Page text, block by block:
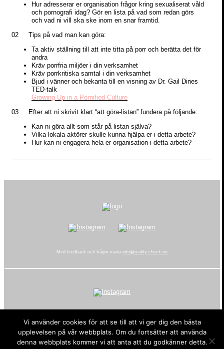
Hur adresserar er organisation frågor kring sexualiserat våld
och pornografi idag? Gör en lista på vad som redan görs
och vad ni vill ska ske inom en snar framtid.
02 Tips på vad man kan göra:
Ta aktiv ställning till att inte titta på porr och berätta det för
andra
Kräv porrfria miljöer i din verksamhet
Kräv porrkritiska samtal i din verksamhet
Bjud i vänner och bekanta till en visning av Dr. Gail Dines
TED-talk
Growing Up in a Pornified Culture
03 Efter att ni skrivit klart “att göra-listan” fundera på följande:
Kan ni göra allt som står på listan själva?
Vilka lokala aktörer skulle kunna hjälpa er i detta arbete?
Hur kan ni engagera hela er organisation i detta arbete?
Med feedback och frågor maila info@reality-check.nu
Porrkritiskt utbildningsmaterial som motverkar porrindustrins skadeverkningar
Tack till Allmänna Arvsfonden som varit med och sponsrat detta projekt.
Vi använder cookies för att se till att vi ger dig den bästa
upplevelsen på vår webbplats. Om du fortsätter att använda
denna webbplats kommer vi att anta att du godkänner detta.